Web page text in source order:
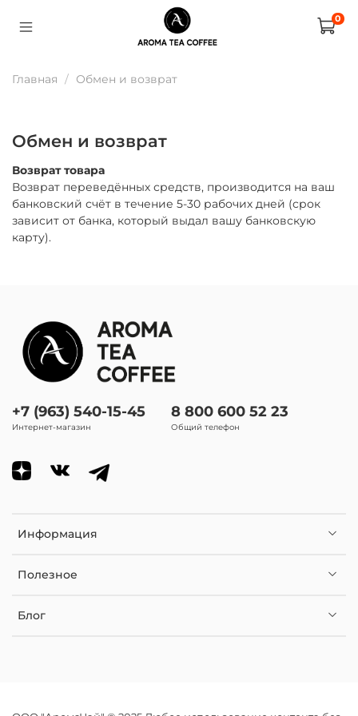
0
Главная Обмен и возврат
Обмен и возврат
Возврат товара
Возврат переведённых средств, производится на ваш
банковский счёт в течение 5-30 рабочих дней (срок
зависит от банка, который выдал вашу банковскую
карту).
Информация
Полезное
Блог
+7 (963) 540-15-45
Интернет-магазин
8 800 600 52 23
Общий телефон